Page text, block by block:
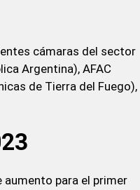
cámaras del sector
Argentina), AFAC
de Tierra del Fuego),
para el primer